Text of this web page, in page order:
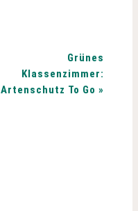
Grünes
Klassenzimmer:
Artenschutz To Go »